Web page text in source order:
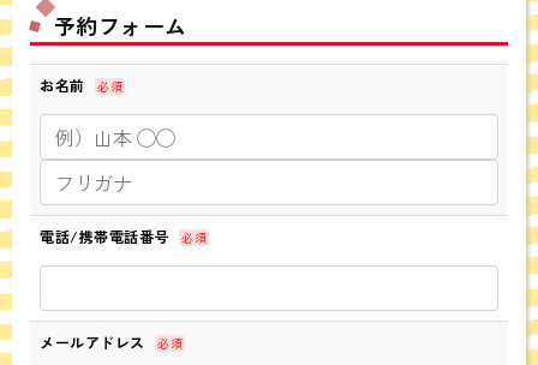
予約フォーム
お名前 必須
電話/携帯電話番号 必須
メールアドレス 必須